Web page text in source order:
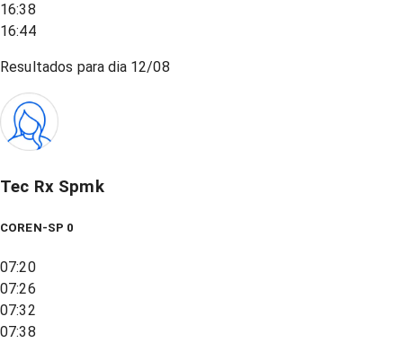
16:38
16:44
Resultados para dia 12/08
Tec Rx Spmk
COREN-SP 0
07:20
07:26
07:32
07:38